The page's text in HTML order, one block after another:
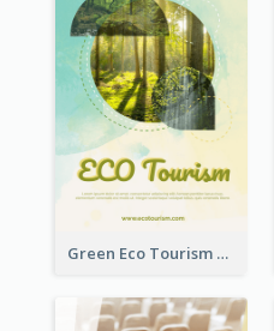
Green Eco Tourism Flyer With Photos Of Forest